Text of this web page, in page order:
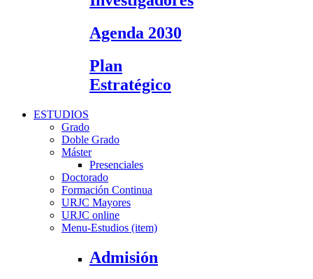
Agenda 2030
Plan
Estratégico
ESTUDIOS
Grado
Doble Grado
Máster
Presenciales
Doctorado
Formación Continua
URJC Mayores
URJC online
Menu-Estudios (item)
Admisión